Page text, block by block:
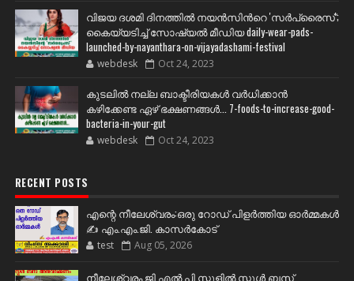
വിജയ ദശമി ദിനത്തില്‍ നയന്‍സിന്‍റെ 'സര്‍പ്രൈസ്';
കൈയ്യടിച്ച് സോഷ്യല്‍ മീഡിയ daily-wear-pads-
launched-by-nayanthara-on-vijayadashami-festival
webdesk Oct 24, 2023
കുടലിൽ നല്ല ബാക്ടീരിയകൾ വര്‍ധിക്കാന്‍
കഴിക്കേണ്ട ഏഴ് ഭക്ഷണങ്ങള്‍... 7-foods-to-increase-good-
bacteria-in-your-gut
webdesk Oct 24, 2023
RECENT POSTS
എന്റെ നീലേശ്വരം:ഒരു റോഡ് പിളർത്തിയ ഓർമ്മകൾ
✍️ എം.എം.ജി. കാസർകോട്
test Aug 05, 2026
നീലേശ്വരം ജി എൽ പി സ്കൂളിൽ സ്കൂൾ ബസ്